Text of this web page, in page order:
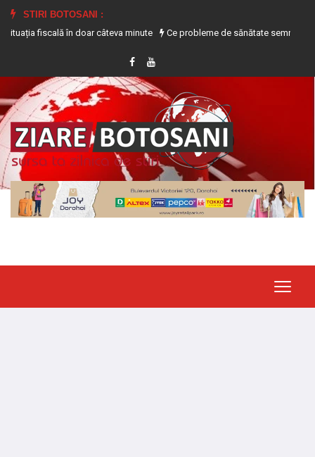
STIRI BOTOSANI :
în doar câteva minute
Ce probleme de sănătate semnalează